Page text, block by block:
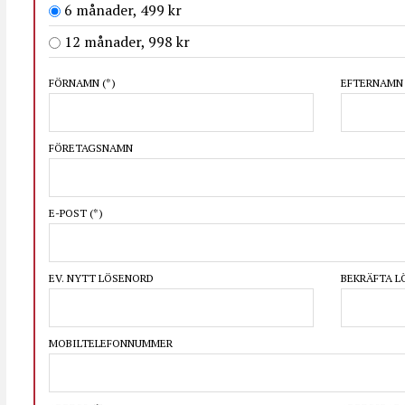
6 månader, 499 kr
12 månader, 998 kr
FÖRNAMN (*) EFTERNAMN
FÖRETAGSNAMN
E-POST (*)
EV. NYTT LÖSENORD BEKRÄFTA
MOBILTELEFONNUMMER